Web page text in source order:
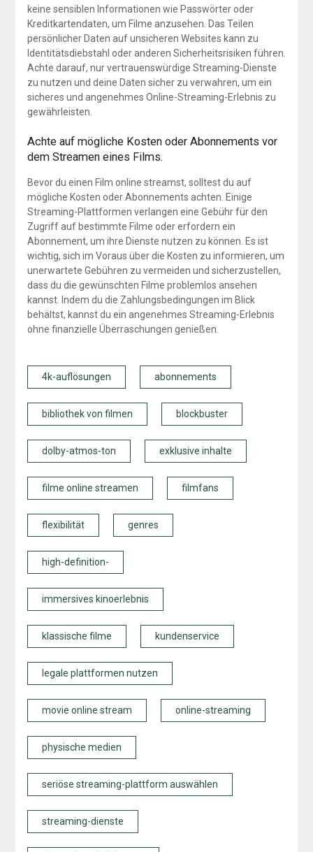
keine sensiblen Informationen wie Passwörter oder
Kreditkartendaten, um Filme anzusehen. Das Teilen
persönlicher Daten auf unsicheren Websites kann zu
Identitätsdiebstahl oder anderen Sicherheitsrisiken führen.
Achte darauf, nur vertrauenswürdige Streaming-Dienste
zu nutzen und deine Daten sicher zu verwahren, um ein
sicheres und angenehmes Online-Streaming-Erlebnis zu
gewährleisten.
Achte auf mögliche Kosten oder Abonnements vor
dem Streamen eines Films.
Bevor du einen Film online streamst, solltest du auf
mögliche Kosten oder Abonnements achten. Einige
Streaming-Plattformen verlangen eine Gebühr für den
Zugriff auf bestimmte Filme oder erfordern ein
Abonnement, um ihre Dienste nutzen zu können. Es ist
wichtig, sich im Voraus über die Kosten zu informieren, um
unerwartete Gebühren zu vermeiden und sicherzustellen,
dass du die gewünschten Filme problemlos ansehen
kannst. Indem du die Zahlungsbedingungen im Blick
behältst, kannst du ein angenehmes Streaming-Erlebnis
ohne finanzielle Überraschungen genießen.
4k-auflösungen abonnements
bibliothek von filmen blockbuster
dolby-atmos-ton exklusive inhalte
filme online streamen filmfans
flexibilität genres
high-definition-
immersives kinoerlebnis
klassische filme kundenservice
legale plattformen nutzen
movie online stream online-streaming
physische medien
seriöse streaming-plattform auswählen
streaming-dienste